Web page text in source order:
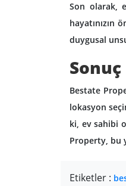
Son olarak,
hayatınızın
duygusal
Sonuç
Bestate
lokasyon
ki, ev sahibi
Property, bu
Etiketler :